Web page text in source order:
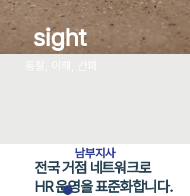
sight
남부지사
전국 거점 네트워크로
HR 운영을 표준화합니다.